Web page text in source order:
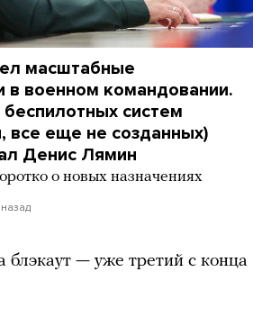
масштабные
в военном командовании.
беспилотных систем
все еще не созданных)
Денис Лямин
о новых назначениях
блэкаут — уже третий с конца